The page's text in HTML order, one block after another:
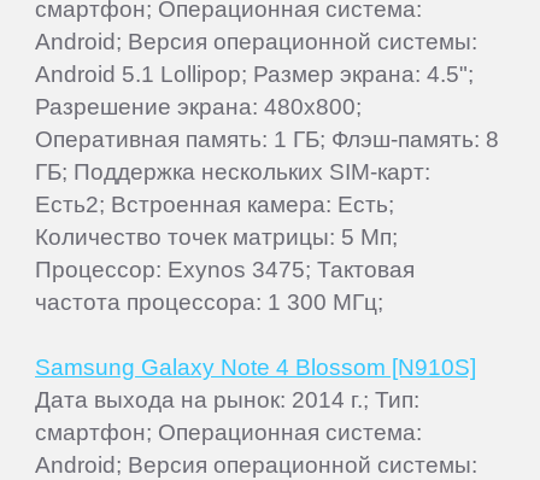
смартфон; Операционная система:
Android; Версия операционной системы:
Android 5.1 Lollipop; Размер экрана: 4.5";
Разрешение экрана: 480x800;
Оперативная память: 1 ГБ; Флэш-память: 8
ГБ; Поддержка нескольких SIM-карт:
Есть2; Встроенная камера: Есть;
Количество точек матрицы: 5 Мп;
Процессор: Exynos 3475; Тактовая
частота процессора: 1 300 МГц;
Samsung Galaxy Note 4 Blossom [N910S]
Дата выхода на рынок: 2014 г.; Тип:
смартфон; Операционная система:
Android; Версия операционной системы: